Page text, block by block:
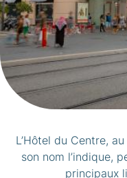
L’Hôtel du Centre,
son nom l’indique,
principaux